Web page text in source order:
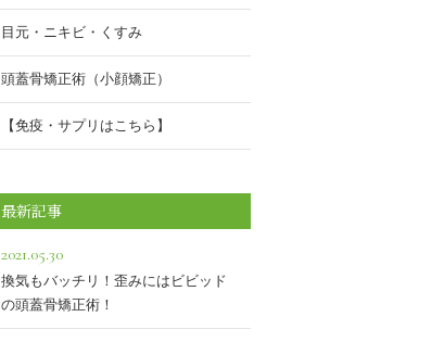
目元・ニキビ・くすみ
頭蓋骨矯正術（小顔矯正）
【免疫・サプリはこちら】
最新記事
2021.05.30
換気もバッチリ！歪みにはビビッド
の頭蓋骨矯正術！